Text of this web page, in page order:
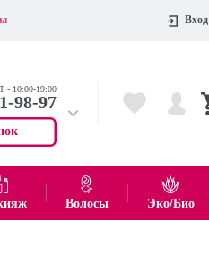
Вход
- 10:00-19:00
98-97
55-75
показать все товары
Волосы Эко/Био